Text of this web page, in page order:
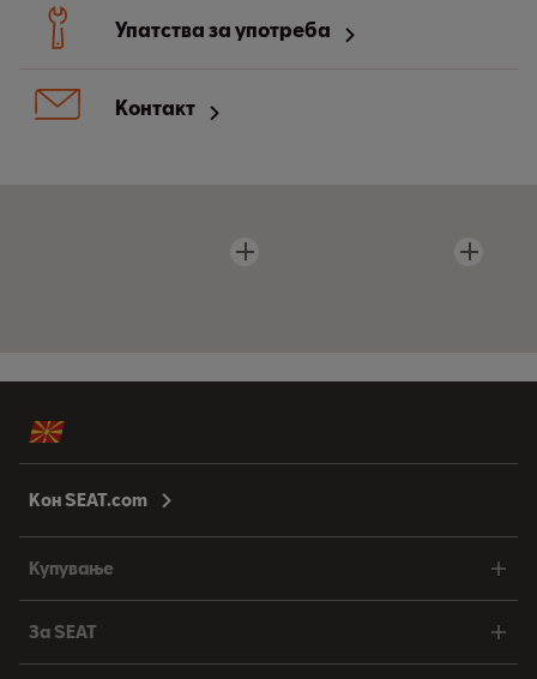
Упатства за употреба
Контакт
Кон SEAT.com
Купување
За SEAT